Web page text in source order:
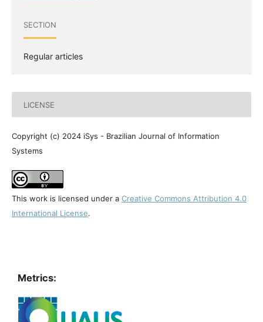
SECTION
Regular articles
LICENSE
Copyright (c) 2024 iSys - Brazilian Journal of Information
Systems
This work is licensed under a Creative Commons Attribution 4.0
International License.
Metrics: